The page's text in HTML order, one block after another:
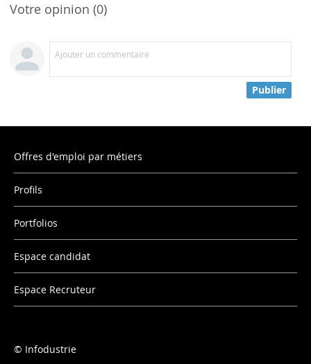
Votre opinion (0)
Ajouter un commentaire
Publier
Offres d'emploi par métiers
Profils
Portfolios
Espace candidat
Espace Recruteur
Infodustrie